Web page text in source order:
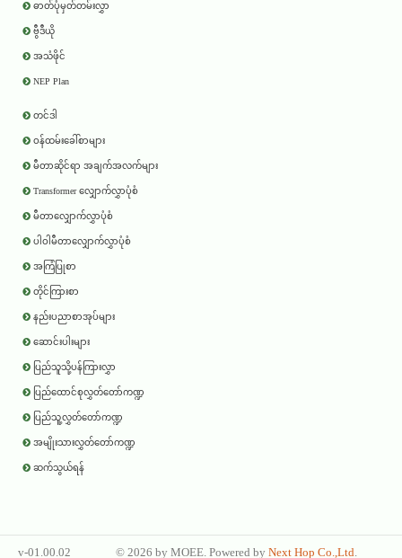
ဓာတ်ပုံမှတ်တမ်းလွှာ
ဗွီဒီယို
အသံဖိုင်
NEP Plan
တင်ဒါ
ဝန်ထမ်းခေါ်စာများ
မီတာဆိုင်ရာ အချက်အလက်များ
Transformer လျှောက်လွှာပုံစံ
မီတာလျှောက်လွှာပုံစံ
ပါဝါမီတာလျှောက်လွှာပုံစံ
အကြံပြုစာ
တိုင်ကြားစာ
နည်းပညာစာအုပ်များ
ဆောင်းပါးများ
ပြည်သူသို့ပန်ကြားလွှာ
ပြည်ထောင်စုလွှတ်တော်ကဏ္ဍ
ပြည်သူ့လွှတ်တော်ကဏ္ဍ
အမျိုးသားလွှတ်တော်ကဏ္ဍ
ဆက်သွယ်ရန်
v-01.00.02 © 2026 by MOEE. Powered by Next Hop Co.,Ltd.